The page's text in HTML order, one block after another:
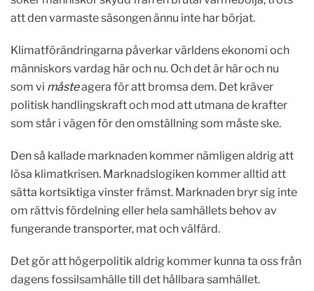
att den varmaste säsongen ännu inte har börjat.
Klimatförändringarna påverkar världens ekonomi och
människors vardag här och nu. Och det är här och nu
som vi måsteagera för att bromsa dem. Det kräver
politisk handlingskraft och mod att utmana de krafter
som står i vägen för den omställning som måste ske.
Den så kallade marknaden kommer nämligen aldrig att
lösa klimatkrisen. Marknadslogiken kommer alltid att
sätta kortsiktiga vinster främst. Marknaden bryr sig inte
om rättvis fördelning eller hela samhällets behov av
fungerande transporter, mat och välfärd.
Det gör att högerpolitik aldrig kommer kunna ta oss från
dagens fossilsamhälle till det hållbara samhället.